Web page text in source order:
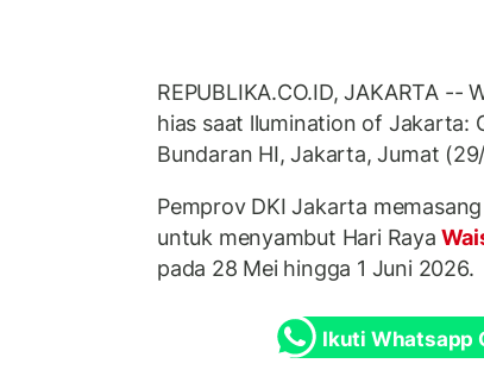
REPUBLIKA.CO.ID, JAKARTA --
hias saat llumination of Jakarta:
Bundaran HI, Jakarta, Jumat
Pemprov DKI Jakarta
untuk menyambut Hari Raya
pada 28 Mei hingga 1 Juni 2026.
Ikuti Whatsapp